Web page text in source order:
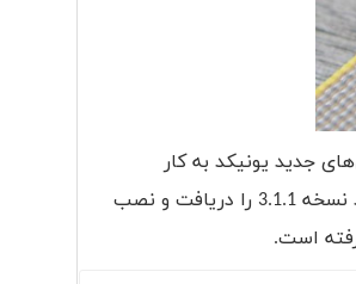
جدید یونیکد به کار
رفته‌اند. این نسخه با کلیه اپل‌واچ‌ها سازگار است، بنابراین همه کاربران این ساعت‌های هوشمند می‌توانند نسخه 3.1.1 را دریافت و نصب
است.